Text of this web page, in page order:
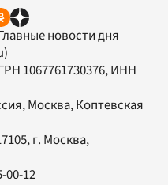
новости дня
1067761730376, ИНН
Москва, Коптевская
, г. Москва,
00-12